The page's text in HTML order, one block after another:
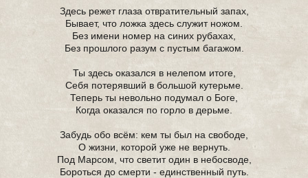
Здесь режет глаза отвратительный запах,
Бывает, что ложка здесь служит ножом.
Без имени номер на синих рубахах,
Без прошлого разум с пустым багажом.
Ты здесь оказался в нелепом итоге,
Себя потерявший в большой кутерьме.
Теперь ты невольно подумал о Боге,
Когда оказался по горло в дерьме.
Забудь обо всём: кем ты был на свободе,
О жизни, которой уже не вернуть.
Под Марсом, что светит один в небосводе,
Бороться до смерти - единственный путь.